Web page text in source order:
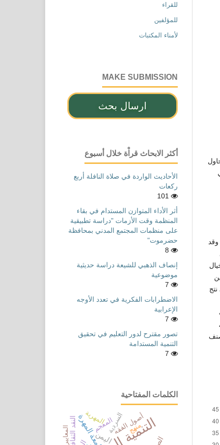
للقراء
للمؤلفين
لأمناء المكتبات
MAKE SUBMISSION
ارسال بحث
أكثر الابحاث قراْة خلال أسبوع
الأحاديث الواردة في صلاة النافلة أربع
ركعات
أثر الأداء المتوازن المستدام في بقاء
المنظمة وقت الأزمات "دراسة تطبيقية
على منظمات المجتمع المدني بمحافظة
حضرموت"
إنصاف الذهبي للشيعة دراسة حديثية
موضوعية
الاضطرابات الفكرية في تعدد الأوجه
الإعرابية
تصور مقترح لدور التعليم في تحقيق
التنمية المستدامة
الكلمات المفتاحية
جامعة المهرة
اليمن
المعجم النقد الثقافي أصول الفقه المهريةالسردية منهج